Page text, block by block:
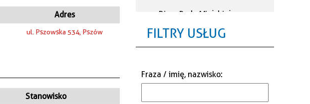
Adres
ul. Pszowska 534, Pszów
Stanowisko
Biuro Rady Miejskiej
Referat Podatkowy
Referat Administracji i
FILTRY USŁUG
Fraza / imię, nazwisko: